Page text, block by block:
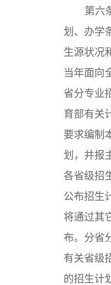
第六
划、办学
生源状况
当年面向
省分专业
育部有关
要求编制
划，并报
各省级招
公布招生
将通过其
布。分省
有关省级
的招生计